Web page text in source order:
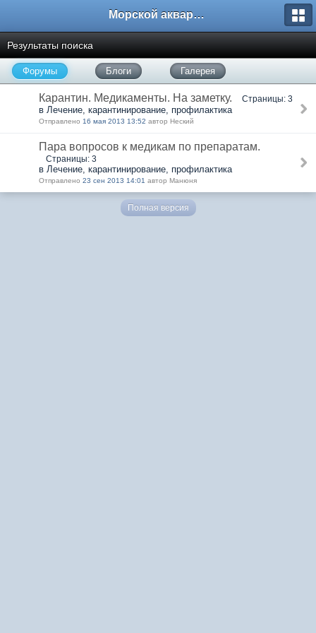
Морской аквариум. Форумы ReefCentral.ru
Результаты поиска
Форумы Блоги Галерея
Карантин. Медикаменты. На заметку. Страницы: 3
в Лечение, карантинирование, профилактика
Отправлено 16 мая 2013 13:52 автор Неский
Пара вопросов к медикам по препаратам.
Страницы: 3
в Лечение, карантинирование, профилактика
Отправлено 23 сен 2013 14:01 автор Манюня
Полная версия